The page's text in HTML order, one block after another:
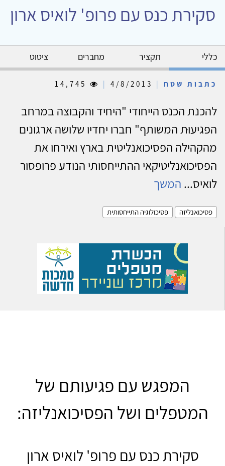
סקירת כנס עם פרופ' לואיס ארון
כללי תקציר מחברים ציטוט
כתבות שטח |
|
להכנת הכנס הייחודי "היחיד והקבוצה במרחב
הפגיעוּת המשותף" חברו יחדיו שלושה ארגונים
מהקהילה הפסיכואנליטית בארץ ואירחו את
הפסיכואנליטיקאי ההתייחסותי הנודע פרופסור
לואיס... המשך
פסיכואנליזה פסיכולוגיה התייחסותית
המפגש עם פגיעותם של
המטפלים ושל הפסיכואנליזה:
סקירת כנס עם פרופ' לואיס ארון